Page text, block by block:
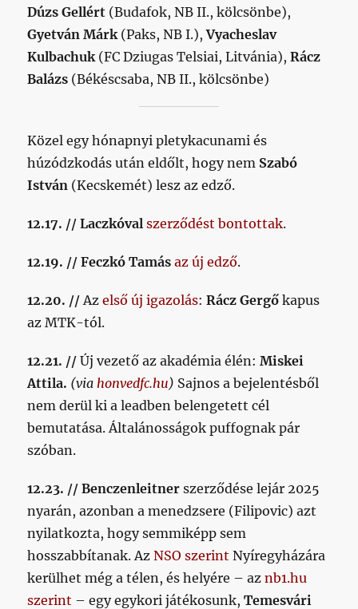
Dúzs Gellért (Budafok, NB II., kölcsönbe),
Gyetván Márk(Paks, NB I.),Vyacheslav
Kulbachuk(FC Dziugas Telsiai, Litvánia),Rácz
Balázs (Békéscsaba, NB II., kölcsönbe)
Közel egy hónapnyi pletykacunami és
húzódzkodás után eldőlt, hogy nem Szabó
István (Kecskemét) lesz az edző.
12.17. // Laczkóval szerződést bontottak.
12.19. // Feczkó Tamás az új edző.
12.20. //Azelső új igazolás:Rácz Gergő kapus
az MTK-tól.
12.21. // Új vezető az akadémia élén:Miskei
Attila. (viahonvedfc.hu) Sajnos a bejelentésből
nem derül ki a leadben belengetett cél
bemutatása. Általánosságok puffognak pár
szóban.
12.23. // Benczenleitner szerződése lejár 2025
nyarán, azonban a menedzsere (Filipovic) azt
nyilatkozta, hogy semmiképp sem
hosszabbítanak. AzNSO szerint Nyíregyházára
kerülhet még a télen, és helyére – aznb1.hu
szerint – egy egykori játékosunk,Temesvári